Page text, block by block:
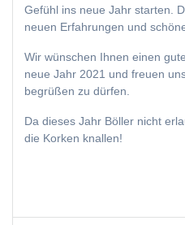
Gefühl ins neue Jahr starten.
neuen Erfahrungen und
Wir wünschen Ihnen einen
neue Jahr 2021 und freuen
begrüßen zu dürfen.
Da dieses Jahr Böller nicht
die Korken knallen!